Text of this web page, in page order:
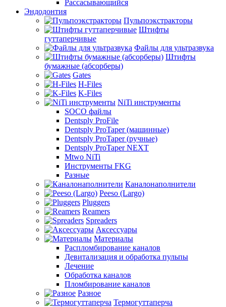
Рассасывающийся
Эндодонтия
Пульпоэкстракторы
Штифты
гуттаперчивые
Файлы для ультразвука
Штифты
бумажные (абсорберы)
Gates
H-Files
K-Files
NiTi инструменты
SOCO файлы
Dentsply ProFile
Dentsply ProTaper (машинные)
Dentsply ProTaper (ручные)
Dentsply ProTaper NEXT
Mtwo NiTi
Инструменты FKG
Разные
Каналонаполнители
Peeso (Largo)
Pluggers
Reamers
Spreaders
Аксессуары
Материалы
Распломбирование каналов
Девитализация и обработка пульпы
Лечение
Обработка каналов
Пломбирование каналов
Разное
Термогуттаперча